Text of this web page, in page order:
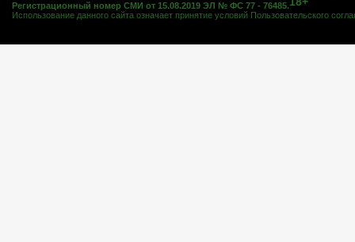
Регистрационный номер СМИ от 15.08.2019 ЭЛ № ФС 77 - 76485.
Использование данного сайта означает принятие условий Пользовательского